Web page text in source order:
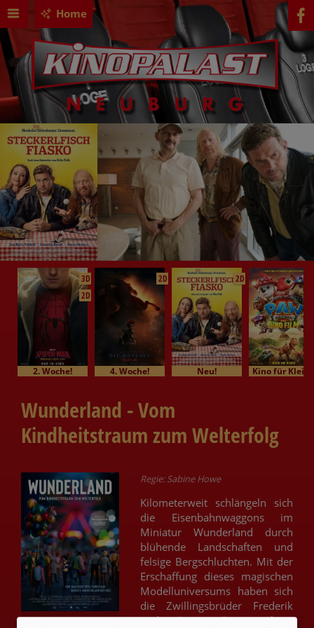
Home
3D
2D
2. Woche!
2D
4. Woche!
2D
Neu! Kino für
Wunderland - Vom
Kindheitstraum zum Welterfolg
Regie: Sabine Howe
Kilometerweit schlängeln sich
die Eisenbahnwaggons im
Miniatur Wunderland durch
blühende Landschaften und
felsige Bergschluchten. Mit der
Erschaffung dieses magischen
Modelluniversums haben sich
die Zwillingsbrüder Frederik
und Gerrit Braun ihren